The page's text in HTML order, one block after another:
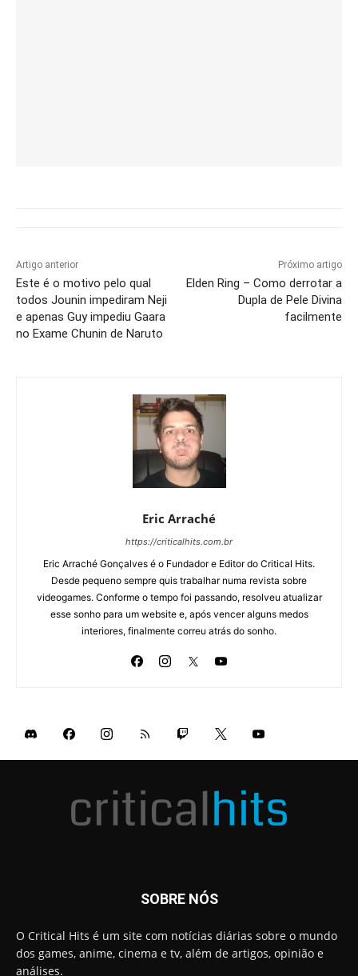
Artigo anterior
Este é o motivo pelo qual
todos Jounin impediram Neji
e apenas Guy impediu Gaara
no Exame Chunin de Naruto
Próximo artigo
Elden Ring – Como derrotar a
Dupla de Pele Divina
facilmente
Eric Arraché
https://criticalhits.com.br
Eric Arraché Gonçalves é o Fundador e Editor do Critical Hits.
Desde pequeno sempre quis trabalhar numa revista sobre
videogames. Conforme o tempo foi passando, resolveu atualizar
esse sonho para um website e, após vencer alguns medos
interiores, finalmente correu atrás do sonho.
SOBRE NÓS
O Critical Hits é um site com notícias diárias sobre o mundo
dos games, anime, cinema e tv, além de artigos, opinião e
análises.